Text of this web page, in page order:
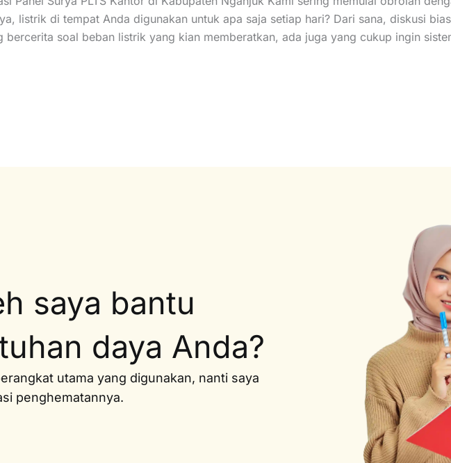
listrik di tempat Anda digunakan untuk apa saja setiap hari? Dari sana, diskusi
bercerita soal beban listrik yang kian memberatkan, ada juga yang cukup ingin
saya bantu
daya Anda?
utama yang digunakan, nanti saya
penghematannya.